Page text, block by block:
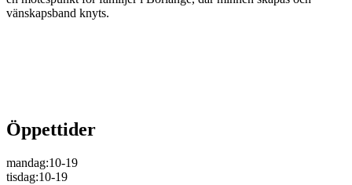
vänskapsband knyts.
Öppettider
mandag:10-19
tisdag:10-19